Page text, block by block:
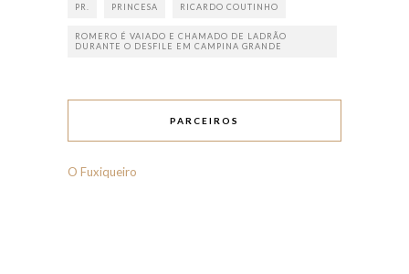
PR. PRINCESA RICARDO COUTINHO
ROMERO É VAIADO E CHAMADO DE LADRÃO
DURANTE O DESFILE EM CAMPINA GRANDE
PARCEIROS
O Fuxiqueiro